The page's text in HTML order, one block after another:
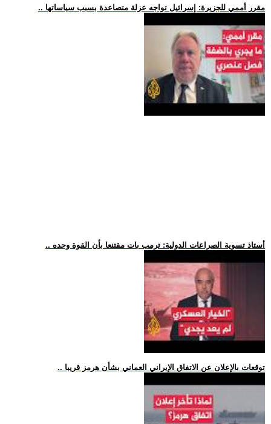
.. مقرر أممي للجزيرة: إسرائيل تواجه عزلة متصاعدة بسبب سياساتها
.. أستاذ تسوية الصراعات الدولية: ترمب بات مقتنعا بأن القوة وحده
.. توقعات بالإعلان عن الاتفاق الإيراني العماني بشأن هرمز قريبا